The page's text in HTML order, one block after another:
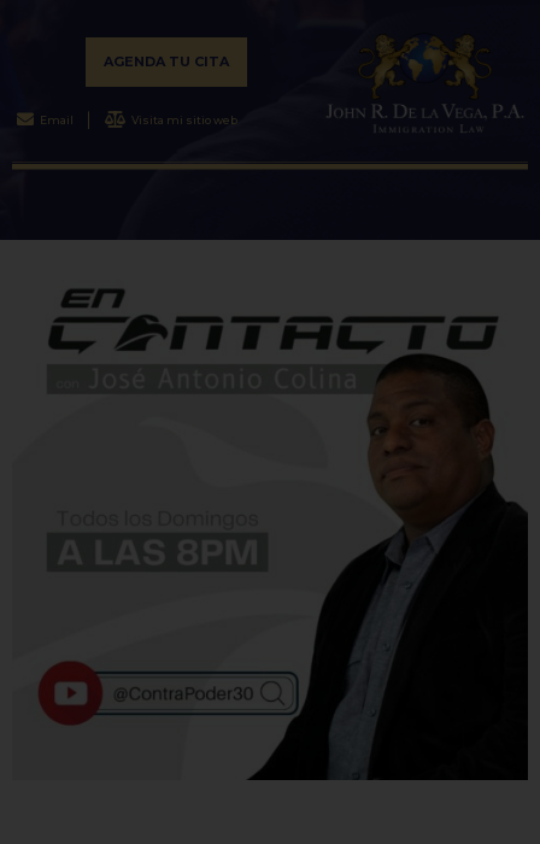
AGENDA TU CITA
Email Visita mi sitio web